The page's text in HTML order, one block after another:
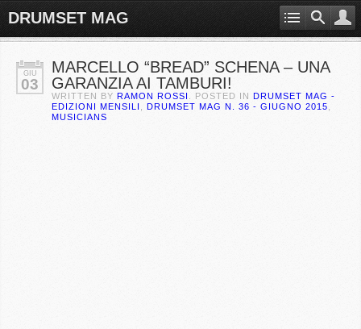
DRUMSET MAG
GIU
03
MARCELLO “BREAD” SCHENA – UNA
GARANZIA AI TAMBURI!
WRITTEN BY RAMON ROSSI . POSTED IN DRUMSET MAG -
EDIZIONI MENSILI
DRUMSET MAG N. 36 - GIUGNO 2015
MUSICIANS